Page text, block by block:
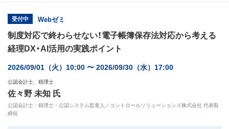
受付中 Webゼミ
制度対応で終わらせない！電子帳簿保存法対応から考える
経理DX・AI活用の実践ポイント
2026/09/01（火）10:00 〜 2026/09/30（水）17:00
公認会計士、税理士
佐々野 未知 氏
公認会計士・税理士・公認システム監査人／コントロールソリューションズ株式会社 代表取
締役